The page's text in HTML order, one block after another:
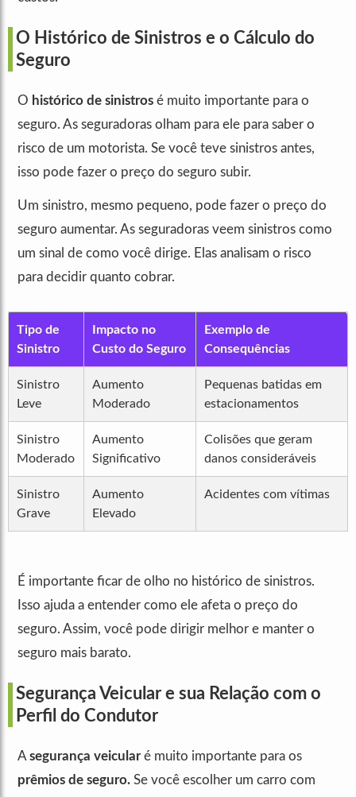
O Histórico de Sinistros e o Cálculo do
Seguro
O histórico de sinistros é muito importante para o
seguro. As seguradoras olham para ele para saber o
risco de um motorista. Se você teve sinistros antes,
isso pode fazer o preço do seguro subir.
Um sinistro, mesmo pequeno, pode fazer o preço do
seguro aumentar. As seguradoras veem sinistros como
um sinal de como você dirige. Elas analisam o risco
para decidir quanto cobrar.
Tipo de
Sinistro
Impacto no
Custo do Seguro
Exemplo de
Consequências
Sinistro
Leve
Aumento
Moderado
Pequenas batidas em
estacionamentos
Sinistro
Moderado
Aumento
Significativo
Colisões que geram
danos consideráveis
Sinistro
Grave
Aumento
Elevado
Acidentes com vítimas
É importante ficar de olho no histórico de sinistros.
Isso ajuda a entender como ele afeta o preço do
seguro. Assim, você pode dirigir melhor e manter o
seguro mais barato.
Segurança Veicular e sua Relação com o
Perfil do Condutor
A segurança veicularé muito importante para os
prêmios de seguro. Se você escolher um carro com